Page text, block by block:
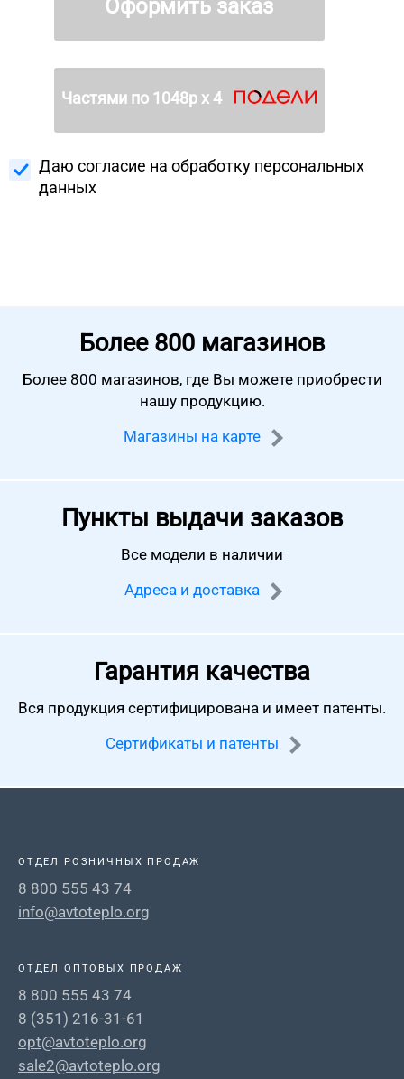
Оформить заказ
Частями по 1048р х 4
Даю согласие на обработку персональных
данных
Более 800 магазинов
Более 800 магазинов, где Вы можете приобрести
нашу продукцию.
Магазины на карте
Пункты выдачи заказов
Все модели в наличии
Адреса и доставка
Гарантия качества
Вся продукция сертифицирована и имеет патенты.
Сертификаты и патенты
ОТДЕЛ РОЗНИЧНЫХ ПРОДАЖ
8 800 555 43 74
info@avtoteplo.org
ОТДЕЛ ОПТОВЫХ ПРОДАЖ
8 800 555 43 74
8 (351) 216-31-61
opt@avtoteplo.org
sale2@avtoteplo.org